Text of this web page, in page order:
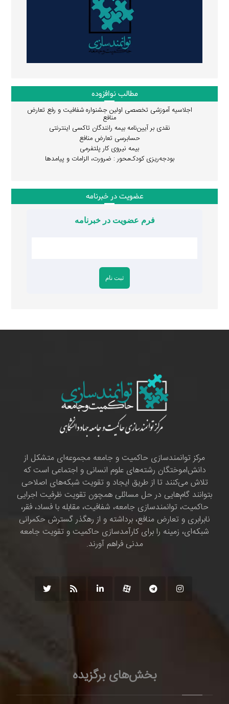
مطالب نوافزوده
اجلاسیه آموزشی تخصصی اولین جشنواره شفافیت و رفع تعارض
منافع
نقدی بر آیین‌نامه بیمه رانندگان تاکسی اینترنتی
حسابرسی تعارض منافع
بیمه نیروی کار پلتفرمی
بودجه‌ریزی کودک‌محور : ضرورت، الزامات و پیامدها
عضویت در خبرنامه
فرم عضویت در خبرنامه
مرکز توانمندسازی حاکمیت و جامعه مجموعه‌ای متشکل از
دانش‌اموختگان رشته‌های علوم انسانی و اجتماعی است که
تلاش می‌کنند تا از طریق ایجاد و تقویت شبکه‌های اصلاحی
بتوانند گام‌هایی در حل مسائلی همچون تقویت ظرفیت اجرایی
حاکمیت، توانمندسازی جامعه، شفافیت، مقابله با فساد، فقر،
نابرابری و تعارض منافع، برداشته و از رهگذر گسترش حکمرانی
شبکه‌ای، زمینه را برای کارآمدسازی حاکمیت و تقویت جامعه
مدنی فراهم آورند.
بخش‌های برگزیده